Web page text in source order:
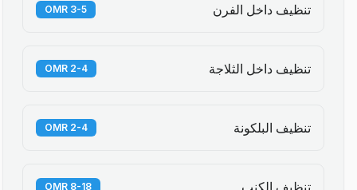
تنظيف داخل الفرن 3-5 OMR
تنظيف داخل الثلاجة 2-4 OMR
تنظيف البلكونة 2-4 OMR
تنظيف الكنب 8-18 OMR